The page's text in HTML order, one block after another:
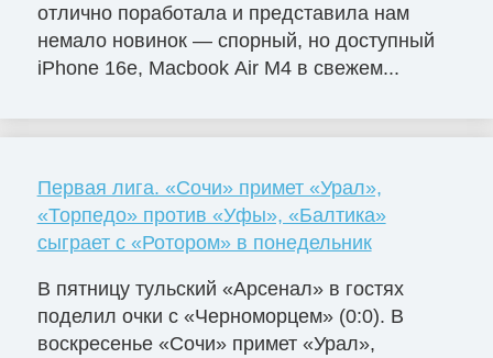
отлично поработала и представила нам
немало новинок — спорный, но доступный
iPhone 16e, Macbook Air M4 в свежем...
Первая лига. «Сочи» примет «Урал»,
«Торпедо» против «Уфы», «Балтика»
сыграет с «Ротором» в понедельник
В пятницу тульский «Арсенал» в гостях
поделил очки с «Черноморцем» (0:0). В
воскресенье «Сочи» примет «Урал»,